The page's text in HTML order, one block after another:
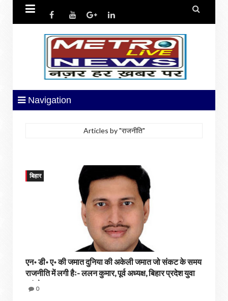
 
Navigation
Articles by "राजनीति"
बिहार
एन॰ डी॰ ए॰ की जमात दुनिया की अकेली जमात जो संकट के समय
राजनीति में लगी हैः- ललन कुमार, पूर्व अध्यक्ष, बिहार प्रदेश युवा
कांग्रेस
0